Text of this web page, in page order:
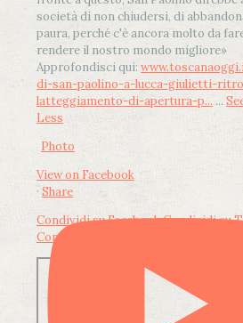
società di non chiudersi, di
paura, perché c'è ancora molto da
rendere il nostro mondo migliore»
Approfondisci qui:
di-san-paolino-a-lucca-giulietti-
latteggiamento-di-apertura-p... ...
Less
Photo
View on Facebook
· Share
Condividi su FacebookCondividi su
Condividi su LinkedIn